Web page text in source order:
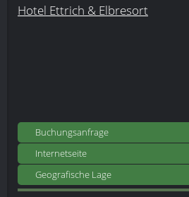
Hotel Ettrich & Elbresort
Buchungsanfrage
Internetseite
Geografische Lage